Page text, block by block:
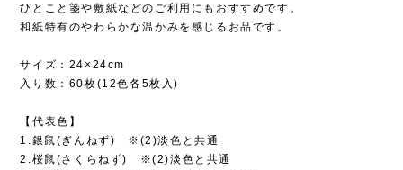
ひとこと箋や敷紙などのご利用にもおすすめです。
和紙特有のやわらかな温かみを感じるお品です。
サイズ：24×24cm
入り数：60枚(12色各5枚入)
【代表色】
1.銀鼠(ぎんねず) ※(2)淡色と共通
2.桜鼠(さくらねず) ※(2)淡色と共通